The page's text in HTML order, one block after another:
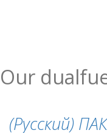
Our
(Русский)